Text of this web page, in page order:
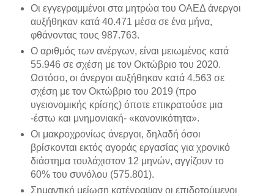
Οι εγγεγραμμένοι στα μητρώα του ΟΑΕΔ άνεργοι
αυξήθηκαν κατά 40.471 μέσα σε ένα μήνα,
φθάνοντας τους 987.763.
Ο αριθμός των ανέργων, είναι μειωμένος κατά
55.946 σε σχέση με τον Οκτώβριο του 2020.
Ωστόσο, οι άνεργοι αυξήθηκαν κατά 4.563 σε
σχέση με τον Οκτώβριο του 2019 (προ
υγειονομικής κρίσης) όποτε επικρατούσε μια
-έστω και μνημονιακή- «κανονικότητα».
Οι μακροχρονίως άνεργοι, δηλαδή όσοι
βρίσκονται εκτός αγοράς εργασίας για χρονικό
διάστημα τουλάχιστον 12 μηνών, αγγίζουν το
60% του συνόλου (575.801).
Σημαντική μείωση κατέγραψαν οι επιδοτούμενοι